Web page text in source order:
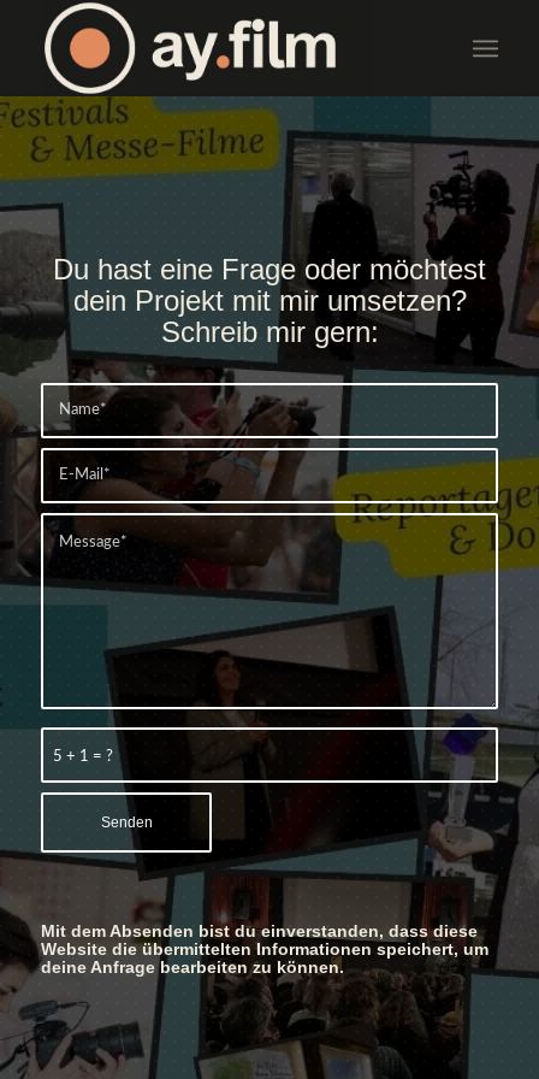
Du hast eine Frage oder möchtest
dein Projekt mit mir umsetzen?
Schreib mir gern:
5 + 1 = ?
Mit dem Absenden bist du einverstanden, dass diese
Website die übermittelten Informationen speichert, um
deine Anfrage bearbeiten zu können.